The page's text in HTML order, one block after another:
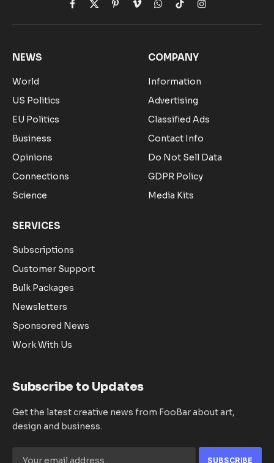
Facebook
X
(Twitter)
Pinterest
VimeoWhatsApp
TikTokInstagram
NEWS
World
US Politics
EU Politics
Business
Opinions
Connections
Science
COMPANY
Information
Advertising
Classified Ads
Contact Info
Do Not Sell Data
GDPR Policy
Media Kits
SERVICES
Subscriptions
Customer Support
Bulk Packages
Newsletters
Sponsored News
Work With Us
Subscribe to Updates
Get the latest creative news from FooBar about art,
design and business.